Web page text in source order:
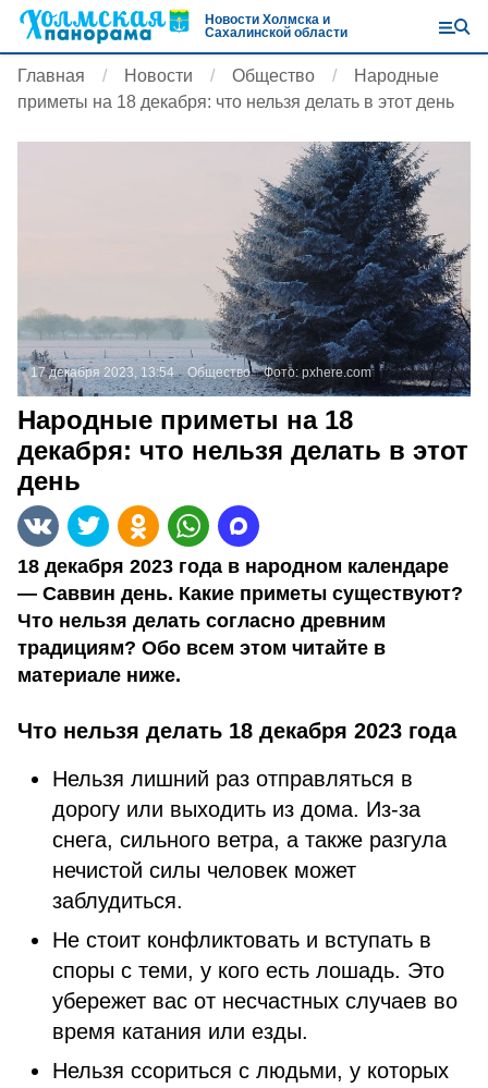
Новости Холмска и
Сахалинской области
Главная Новости Общество
Народные
приметы на 18 декабря: что нельзя делать в этот день
17 декабря 2023, 13:54 Общество Фото:pxhere.com
Народные приметы на 18
декабря: что нельзя делать в этот
день
18 декабря 2023 года в народном календаре
— Саввин день. Какие приметы существуют?
Что нельзя делать согласно древним
традициям? Обо всем этом читайте в
материале ниже.
Что нельзя делать 18 декабря 2023 года
Нельзя лишний раз отправляться в
дорогу или выходить из дома. Из-за
снега, сильного ветра, а также разгула
нечистой силы человек может
заблудиться.
Не стоит конфликтовать и вступать в
споры с теми, у кого есть лошадь. Это
убережет вас от несчастных случаев во
время катания или езды.
Нельзя ссориться с людьми, у которых